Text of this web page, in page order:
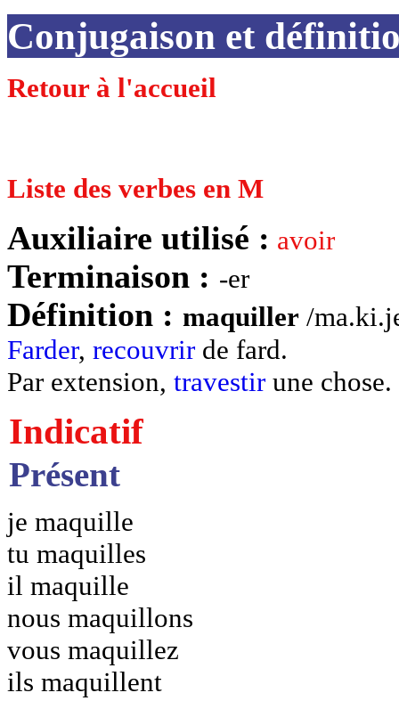
Conjugaison et
Retour à l'accueil
Liste des verbes en M
Auxiliaire utilisé : avoir
Terminaison : -er
Définition : maquiller /
Farder, recouvrir de fard.
Par extension, travestir une chose.
Indicatif
Présent
je maquille
tu maquilles
il maquille
nous maquillons
vous maquillez
ils maquillent